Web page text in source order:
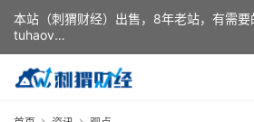
本站（刺猬财经）出售，8年老站，有需要
tuhaov
This website (ciweicaijing) is for sale. It
website. If you need it, please contact